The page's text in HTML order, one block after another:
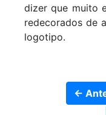
dizer que muito
redecorados de
logotipo.
←